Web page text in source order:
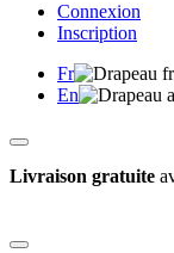
Connexion
Inscription
Fr
En
Livraison gratuite